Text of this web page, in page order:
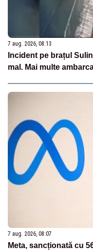
7 aug. 2026, 08:13
Incident pe brațul
mal. Mai multe
7 aug. 2026, 08:07
Meta, sancționată cu